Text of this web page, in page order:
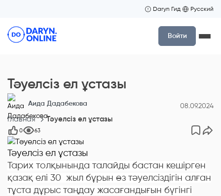
Daryn Гид Русский
Войти
Тәуелсіз ел ұстазы
Аида Дадабекова 08.09.2024
Главная Тәуелсіз ел ұстазы
0 63
Тәуелсіз ел ұстазы
Тарих толқынында талайды бастан кешірген
қазақ елі 30 жыл бұрын өз тәуелсіздігін алған
тұста дұрыс таңдау жасағандығын бүгінгі